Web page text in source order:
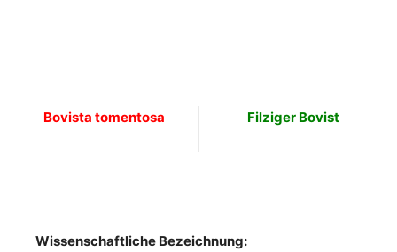
Bovista tomentosa Filziger Bovist
Wissenschaftliche Bezeichnung: